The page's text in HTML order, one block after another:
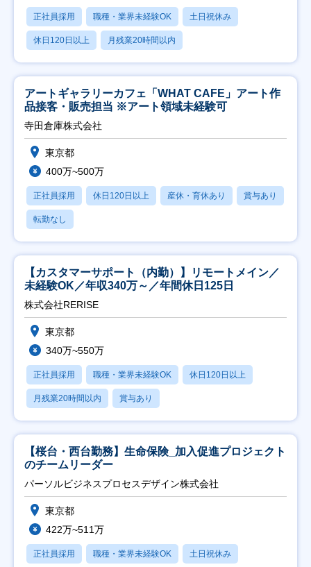
正社員採用 職種・業界未経験OK 土日祝休み
休日120日以上 月残業20時間以内
アートギャラリーカフェ「WHAT CAFE」アート作
品接客・販売担当 ※アート領域未経験可
寺田倉庫株式会社
東京都
400万~500万
正社員採用 休日120日以上 産休・育休あり 賞与あり
転勤なし
【カスタマーサポート（内勤）】リモートメイン／
未経験OK／年収340万～／年間休日125日
株式会社RERISE
東京都
340万~550万
正社員採用 職種・業界未経験OK 休日120日以上
月残業20時間以内 賞与あり
【桜台・西台勤務】生命保険_加入促進プロジェクト
のチームリーダー
パーソルビジネスプロセスデザイン株式会社
東京都
422万~511万
正社員採用 職種・業界未経験OK 土日祝休み